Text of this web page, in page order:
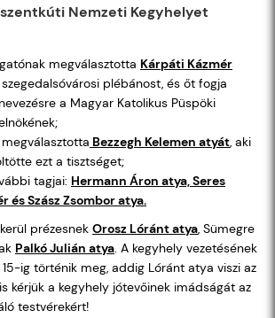
Nemzeti Kegyhelyet
megválasztotta Kárpáti Kázmér
plébánost, és őt fogja
a Magyar Katolikus Püspöki
Bezzegh Kelemen atyát, aki
ezt a tisztséget;
tagjai: Hermann Áron atya, Seres
és Szász Zsombor atya.
prézesnek Orosz Lóránt atya, Sümegre
Palkó Julián atya. A kegyhely vezetésének
ig történik meg, addig Lóránt atya viszi az
kérjük a kegyhely jótevőinek imádságát az
testvérekért!